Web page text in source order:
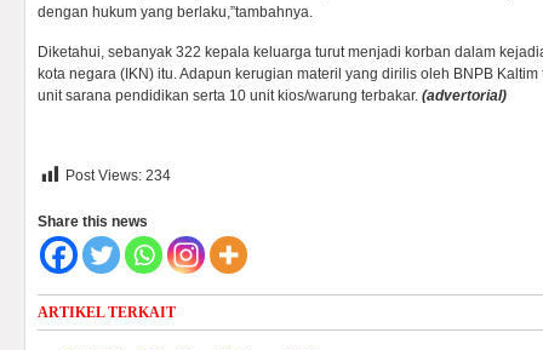
dengan hukum yang berlaku,”tambahnya.
Diketahui, sebanyak 322 kepala keluarga turut menjadi korban dalam
kota negara (IKN) itu. Adapun kerugian materil yang dirilis oleh BNPB
unit sarana pendidikan serta 10 unit kios/warung terbakar. (advertorial)
Post Views: 234
Share this news
ARTIKEL TERKAIT